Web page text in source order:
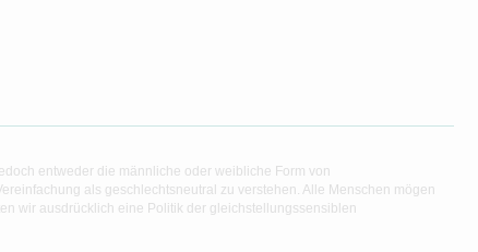
entweder die männliche oder weibliche Form von
als geschlechtsneutral zu verstehen. Alle Menschen mögen
wir ausdrücklich eine Politik der gleichstellungssensiblen